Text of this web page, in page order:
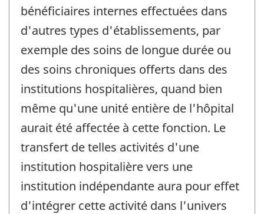
bénéficiaires internes effectuées dans
d'autres types d'établissements, par
exemple des soins de longue durée ou
des soins chroniques offerts dans des
institutions hospitalières, quand bien
même qu'une unité entière de l'hôpital
aurait été affectée à cette fonction. Le
transfert de telles activités d'une
institution hospitalière vers une
institution indépendante aura pour effet
d'intégrer cette activité dans l'univers